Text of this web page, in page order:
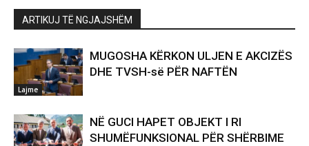
ARTIKUJ TË NGJAJSHËM
Lajme
MUGOSHA KËRKON ULJEN E AKCIZËS
DHE TVSH-së PËR NAFTËN
NË GUCI HAPET OBJEKT I RI
SHUMËFUNKSIONAL PËR SHËRBIME